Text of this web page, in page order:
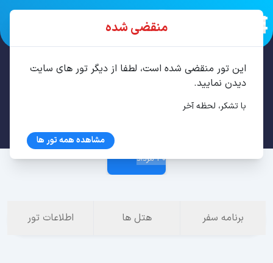
30 مرداد
برنامه سفر هتل ها اطلاعات تور
منقضی شده
این تور منقضی شده است، لطفا از دیگر تور های سایت
دیدن نمایید.
با تشکر، لحظه آخر
مشاهده همه تور ها